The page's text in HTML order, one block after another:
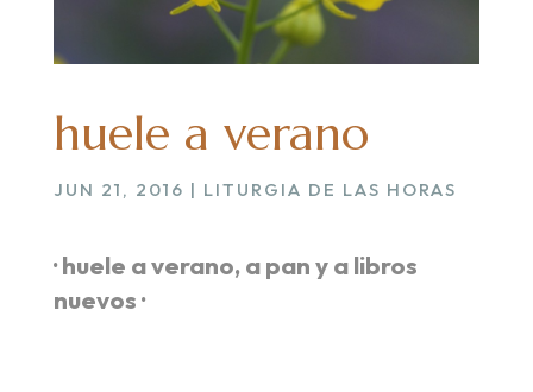
huele a verano
JUN 21, 2016 | LITURGIA DE LAS HORAS
· huele a verano, a pan y a libros
nuevos ·